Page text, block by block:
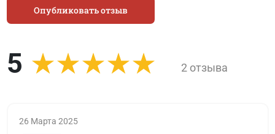
Опубликовать отзыв
5 2 отзыва
26 Марта 2025